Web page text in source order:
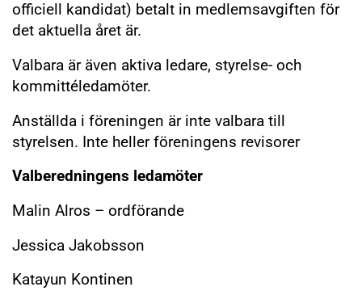
officiell kandidat) betalt in medlemsavgiften för
det aktuella året är.
Valbara är även aktiva ledare, styrelse- och
kommittéledamöter.
Anställda i föreningen är inte valbara till
styrelsen. Inte heller föreningens revisorer
Valberedningens ledamöter
Malin Alros – ordförande
Jessica Jakobsson
Katayun Kontinen